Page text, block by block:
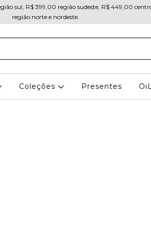
sul, R$ 399,00 região sudeste, R$ 449,00
região norte e nordeste.
Coleções Presentes